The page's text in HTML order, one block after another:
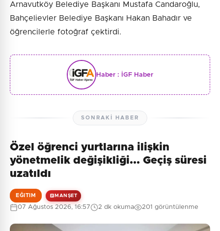
Arnavutköy Belediye Başkanı Mustafa Candaroğlu,
Bahçelievler Belediye Başkanı Hakan Bahadır ve
öğrencilerle fotoğraf çektirdi.
Haber : İGF Haber
SONRAKI HABER
Özel öğrenci yurtlarına ilişkin
yönetmelik değişikliği... Geçiş süresi
uzatıldı
EĞITIM MANŞET
07 Ağustos 2026, 16:57 2 dk okuma 201 görüntülenme